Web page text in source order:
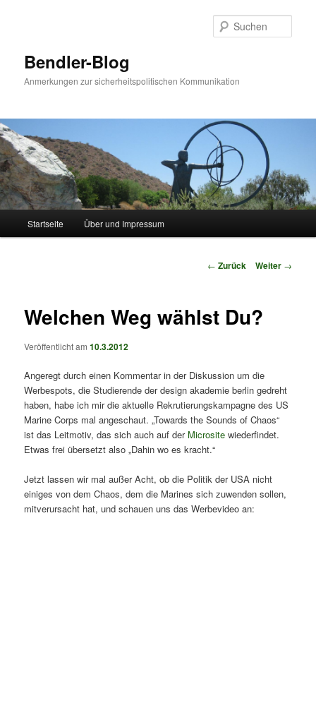
Bendler-Blog
Anmerkungen zur sicherheitspolitischen Kommunikation
Startseite Über und Impressum
Beitrags-
← Zurück Weiter →
Welchen Weg wählst Du?
Veröffentlicht am10.3.2012
Angeregt durch einen Kommentar in der Diskussion um die
Werbespots, die Studierende der design akademie berlin gedreht
haben, habe ich mir die aktuelle Rekrutierungskampagne des US
Marine Corps mal angeschaut. „Towards the Sounds of Chaos“
ist das Leitmotiv, das sich auch auf der Microsite wiederfindet.
Etwas frei übersetzt also „Dahin wo es kracht.“
Jetzt lassen wir mal außer Acht, ob die Politik der USA nicht
einiges von dem Chaos, dem die Marines sich zuwenden sollen,
mitverursacht hat, und schauen uns das Werbevideo an: